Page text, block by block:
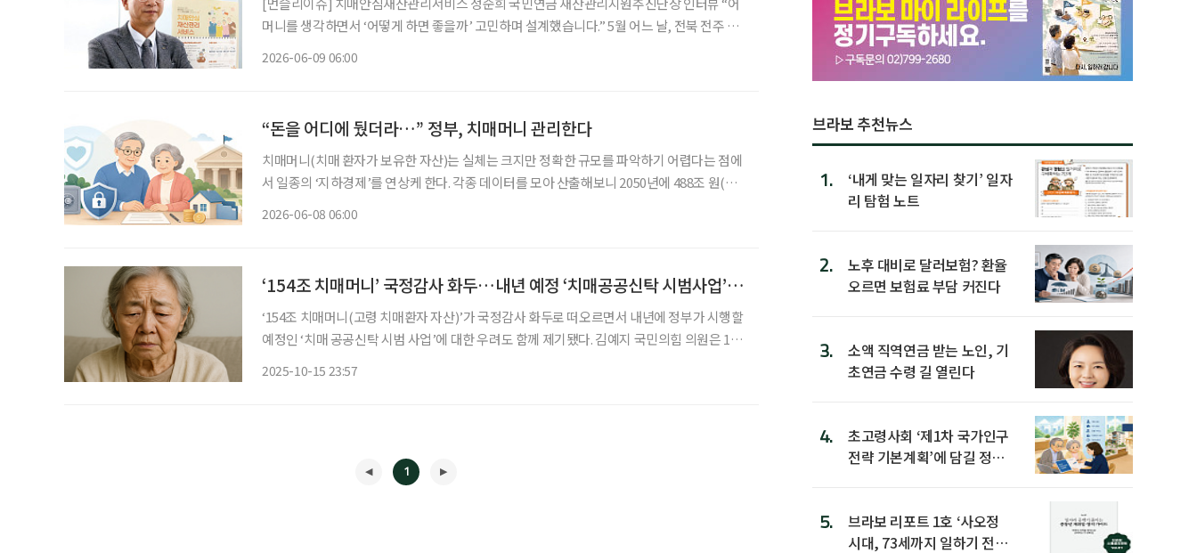
머니를 생각하면서 ‘어떻게 하면 좋을까’ 고민하며 설계했습니다.” 5월 어느 날, 전북 전주 본
2026-06-09 06:00
“돈을 어디에 뒀더라…” 정부, 치매머니 관리한다
치매머니(치매 환자가 보유한 자산)는 실체는 크지만 정확한 규모를 파악하기 어렵다는 점에
서 일종의 ‘지하경제’를 연상케 한다. 각종 데이터를 모아 산출해보니 2050년에 488조 원(저
2026-06-08 06:00
‘154조 치매머니’ 국정감사 화두…내년 예정 ‘치매공공신탁 시범사업’ 우려 나와
‘154조 치매머니(고령 치매환자 자산)’가 국정감사 화두로 떠오르면서 내년에 정부가 시행할
예정인 ‘치매 공공신탁 시범 사업’에 대한 우려도 함께 제기됐다. 김예지 국민의힘 의원은 14
2025-10-15 23:57
1
브라보 추천뉴스
1.
‘내게 맞는 일자리 찾기’ 일자
리 탐험 노트
2.
노후 대비로 달러보험? 환율
오르면 보험료 부담 커진다
3.
소액 직역연금 받는 노인, 기
초연금 수령 길 열린다
4.
초고령사회 ‘제1차 국가인구
전략 기본계획’에 담길 정책
5.
브라보 리포트 1호 ‘사오정
시대, 73세까지 일하기 전략’